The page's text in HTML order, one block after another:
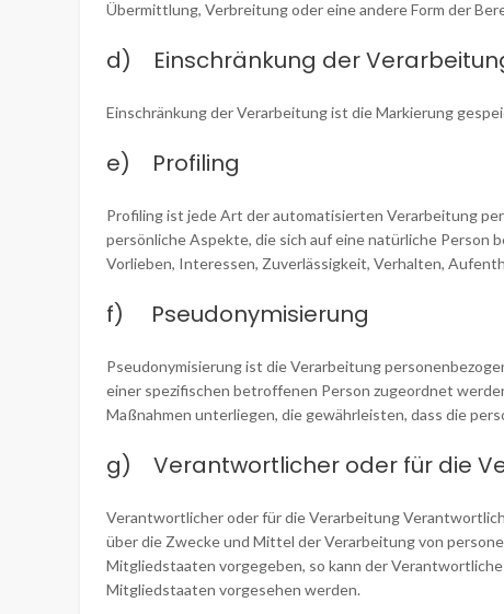
Übermittlung, Verbreitung oder eine andere Form der
d) Einschränkung der
Einschränkung der Verarbeitung ist die Markierung
e) Profiling
Profiling ist jede Art der automatisierten Verarbeitung
persönliche Aspekte, die sich auf eine natürliche Person
Vorlieben, Interessen, Zuverlässigkeit, Verhalten,
f) Pseudonymisierung
Pseudonymisierung ist die Verarbeitung
einer spezifischen betroffenen Person zugeordnet
Maßnahmen unterliegen, die gewährleisten, dass die
g) Verantwortlicher oder für die
Verantwortlicher oder für die Verarbeitung
über die Zwecke und Mittel der Verarbeitung von
Mitgliedstaaten vorgegeben, so kann der
Mitgliedstaaten vorgesehen werden.